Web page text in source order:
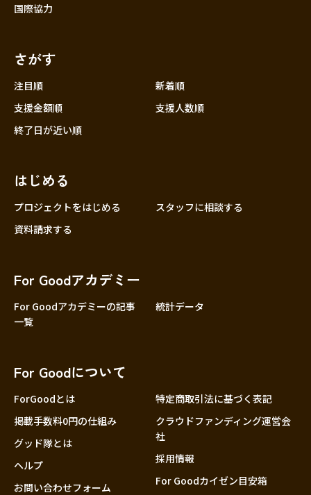
国際協力
さがす
注目順
新着順
支援金額順
支援人数順
終了日が近い順
はじめる
プロジェクトをはじめる
スタッフに相談する
資料請求する
For Goodアカデミー
For Goodアカデミーの記事
一覧
統計データ
For Goodについて
ForGoodとは
掲載手数料0円の仕組み
グッド隊とは
ヘルプ
お問い合わせフォーム
特定商取引法に基づく表記
クラウドファンディング運営会
社
採用情報
For Goodカイゼン目安箱